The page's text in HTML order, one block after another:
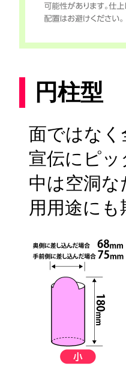
円柱型
面ではな
宣伝にピッ
中は空洞
用用途にも